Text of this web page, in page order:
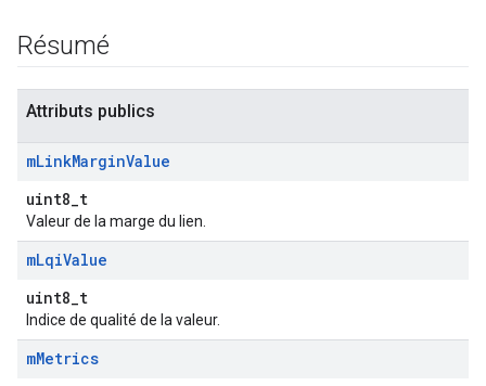
Résumé
Attributs publics
mLinkMarginValue
uint8_t
Valeur de la marge du lien.
mLqiValue
uint8_t
Indice de qualité de la valeur.
mMetrics